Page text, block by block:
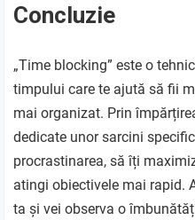
Concluzie
„Time blocking” este o
timpului care te ajută să fii
mai organizat. Prin
dedicate unor sarcini
procrastinarea, să îți
atingi obiectivele mai rapid.
ta și vei observa o